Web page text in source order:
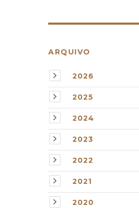
ARQUIVO
2026
2025
2024
2023
2022
2021
2020